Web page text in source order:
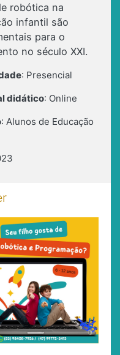
robótica na
infantil são
para o
no século XXI.
: Presencial
didático: Online
: Alunos de Educação